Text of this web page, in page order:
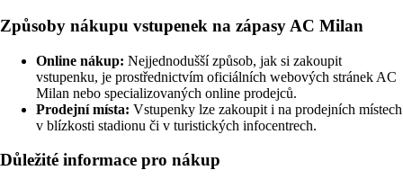
Způsoby nákupu vstupenek na zápasy AC Milan
Online nákup: Nejjednodušší způsob, jak si zakoupit
vstupenku, je prostřednictvím oficiálních webových stránek AC
Milan nebo specializovaných online prodejců.
Prodejní místa: Vstupenky lze zakoupit i na prodejních místech
v blízkosti stadionu či v turistických infocentrech.
Důležité informace pro nákup